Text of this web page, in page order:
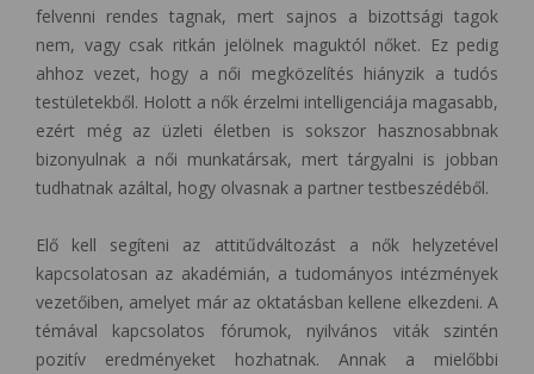
felvenni rendes tagnak, mert sajnos a bizottsági tagok
nem, vagy csak ritkán jelölnek maguktól nőket. Ez pedig
ahhoz vezet, hogy a női megközelítés hiányzik a tudós
testületekből. Holott a nők érzelmi intelligenciája magasabb,
ezért még az üzleti életben is sokszor hasznosabbnak
bizonyulnak a női munkatársak, mert tárgyalni is jobban
tudhatnak azáltal, hogy olvasnak a partner testbeszédéből.
Elő kell segíteni az attitűdváltozást a nők helyzetével
kapcsolatosan az akadémián, a tudományos intézmények
vezetőiben, amelyet már az oktatásban kellene elkezdeni. A
témával kapcsolatos fórumok, nyilvános viták szintén
pozitív eredményeket hozhatnak. Annak a mielőbbi